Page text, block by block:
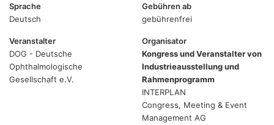
Sprache
Deutsch
Gebühren ab
gebührenfrei
Veranstalter
DOG - Deutsche
Ophthalmologische
Gesellschaft e.V.
Organisator
Kongress und Veranstalter von
Industrieausstellung und
Rahmenprogramm
INTERPLAN
Congress, Meeting & Event
Management AG